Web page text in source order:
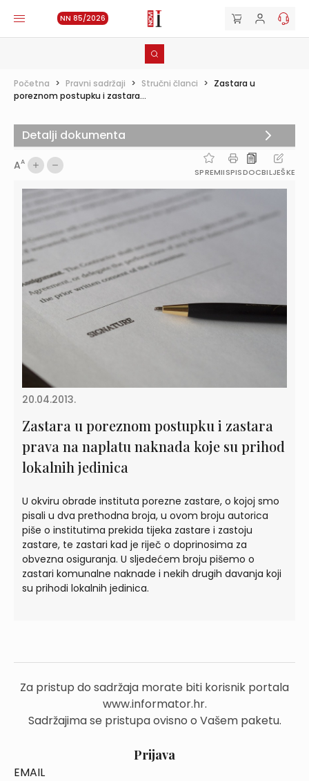
NN 85/2026
Početna > Pravni sadržaji > Stručni članci > Zastara u
poreznom postupku i zastara...
AA
SPREMIISPISDOCBILJEŠKE
20.04.2013.
Zastara u poreznom postupku i zastara
prava na naplatu naknada koje su prihod
lokalnih jedinica
U okviru obrade instituta porezne zastare, o kojoj smo
pisali u dva prethodna broja, u ovom broju autorica
piše o institutima prekida tijeka zastare i zastoju
zastare, te zastari kad je riječ o doprinosima za
obvezna osiguranja. U sljedećem broju pišemo o
zastari komunalne naknade i nekih drugih davanja koji
su prihodi lokalnih jedinica.
Za pristup do sadržaja morate biti korisnik portala
www.informator.hr.
Sadržajima se pristupa ovisno o Vašem paketu.
Prijava
EMAIL
Detalji dokumenta